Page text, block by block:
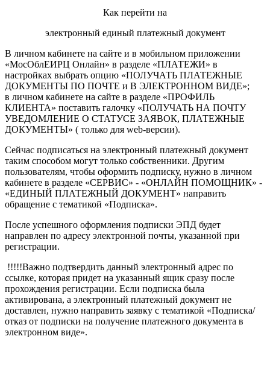
Как перейти на
электронный единый платежный документ
В личном кабинете на сайте и в мобильном приложении
«МосОблЕИРЦ Онлайн» в разделе «ПЛАТЕЖИ» в
настройках выбрать опцию «ПОЛУЧАТЬ ПЛАТЕЖНЫЕ
ДОКУМЕНТЫ ПО ПОЧТЕ и В ЭЛЕКТРОННОМ ВИДЕ»;
в личном кабинете на сайте в разделе «ПРОФИЛЬ
КЛИЕНТА» поставить галочку «ПОЛУЧАТЬ НА ПОЧТУ
УВЕДОМЛЕНИЕ О СТАТУСЕ ЗАЯВОК, ПЛАТЕЖНЫЕ
ДОКУМЕНТЫ» ( только для web-версии).
Сейчас подписаться на электронный платежный документ
таким способом могут только собственники. Другим
пользователям, чтобы оформить подписку, нужно в личном
кабинете в разделе «СЕРВИС» - «ОНЛАЙН ПОМОЩНИК» -
«ЕДИНЫЙ ПЛАТЕЖНЫЙ ДОКУМЕНТ» направить
обращение с тематикой «Подписка».
После успешного оформления подписки ЭПД будет
направлен по адресу электронной почты, указанной при
регистрации.
!!!!!Важно подтвердить данный электронный адрес по
ссылке, которая придет на указанный ящик сразу после
прохождения регистрации. Если подписка была
активирована, а электронный платежный документ не
доставлен, нужно направить заявку с тематикой «Подписка/
отказ от подписки на получение платежного документа в
электронном виде».